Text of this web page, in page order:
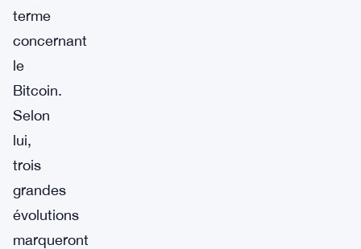
terme
concernant
le
Bitcoin.
Selon
lui,
trois
grandes
évolutions
marqueront